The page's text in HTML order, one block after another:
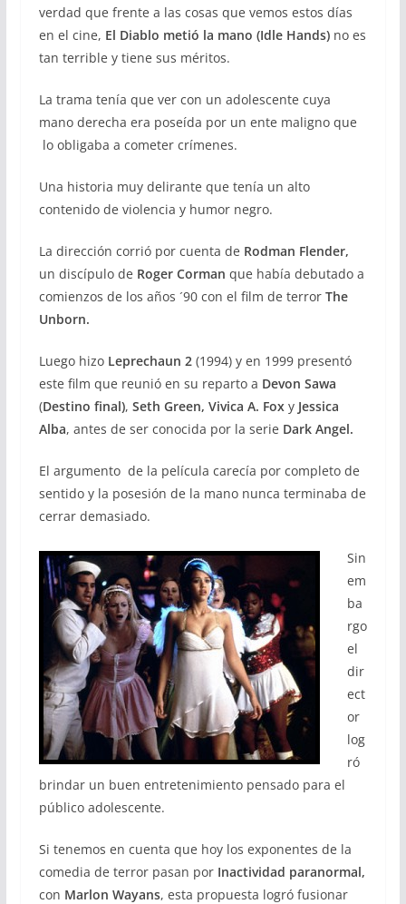
verdad que frente a las cosas que vemos estos días
en el cine, El Diablo metió la mano (Idle Hands)no es
tan terrible y tiene sus méritos.
La trama tenía que ver con un adolescente cuya
mano derecha era poseída por un ente maligno que
lo obligaba a cometer crímenes.
Una historia muy delirante que tenía un alto
contenido de violencia y humor negro.
La dirección corrió por cuenta de Rodman Flender,
un discípulo de Roger Corman que había debutado a
comienzos de los años ´90 con el film de terror The
Unborn.
Luego hizo Leprechaun 2(1994) y en 1999 presentó
este film que reunió en su reparto a Devon Sawa
(Destino final), Seth Green, Vivica A. Foxy Jessica
Alba, antes de ser conocida por la serie Dark Angel.
El argumento de la película carecía por completo de
sentido y la posesión de la mano nunca terminaba de
cerrar demasiado.
Sin
em
ba
rgo
el
dir
ect
or
log
ró
brindar un buen entretenimiento pensado para el
público adolescente.
Si tenemos en cuenta que hoy los exponentes de la
comedia de terror pasan porInactividad paranormal,
con Marlon Wayans, esta propuesta logró fusionar